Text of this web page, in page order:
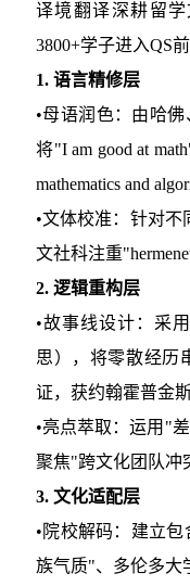
译境翻译深耕留
3800+学子进入QS
1. 语言精修层
•母语润色：由哈
将"I am good at
mathematics and
•文体校准：针对不
文社科注重
2. 逻辑重构层
•故事线设计：采
思），将零散经历
证，获约翰霍普金
•亮点萃取：运用"
聚焦"跨文化团队冲
3. 文化适配层
•院校解码：建立
族气质"、多伦多大